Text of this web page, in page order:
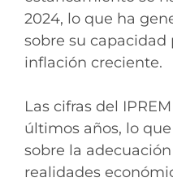
2024, lo que ha
sobre su capacidad
inflación creciente.
Las cifras del
últimos años, lo
sobre la
realidades